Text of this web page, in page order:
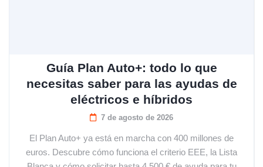
Guía Plan Auto+: todo lo que
necesitas saber para las ayudas de
eléctricos e híbridos
7 de agosto de 2026
El Plan Auto+ ya está en marcha con 400 millones de
euros. Descubre cómo funciona el criterio EEE, la Lista